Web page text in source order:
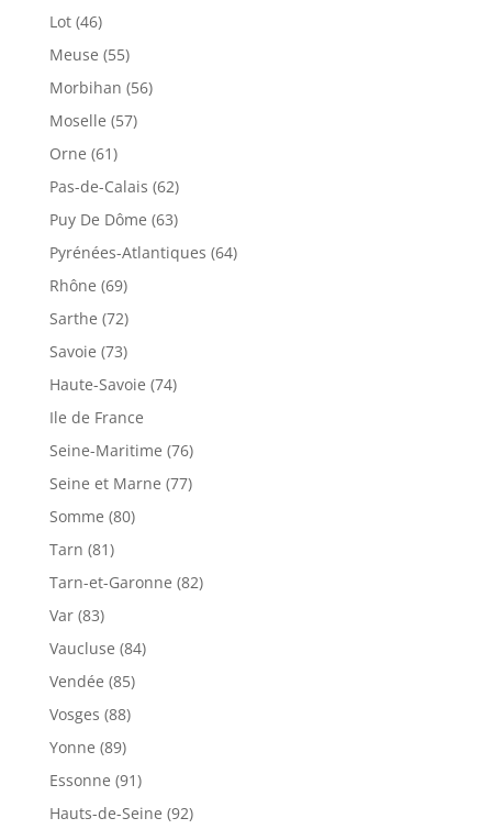
Lot (46)
Meuse (55)
Morbihan (56)
Moselle (57)
Orne (61)
Pas-de-Calais (62)
Puy De Dôme (63)
Pyrénées-Atlantiques (64)
Rhône (69)
Sarthe (72)
Savoie (73)
Haute-Savoie (74)
Ile de France
Seine-Maritime (76)
Seine et Marne (77)
Somme (80)
Tarn (81)
Tarn-et-Garonne (82)
Var (83)
Vaucluse (84)
Vendée (85)
Vosges (88)
Yonne (89)
Essonne (91)
Hauts-de-Seine (92)